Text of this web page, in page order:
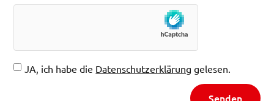
JA, ich habe die Datenschutzerklärung gelesen.
Senden